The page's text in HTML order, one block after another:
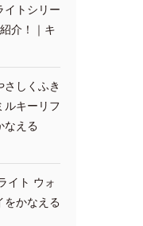
イトシリー
介！｜キ
さしくふき
ルキーリフ
なえる
イト ウォ
をかなえる